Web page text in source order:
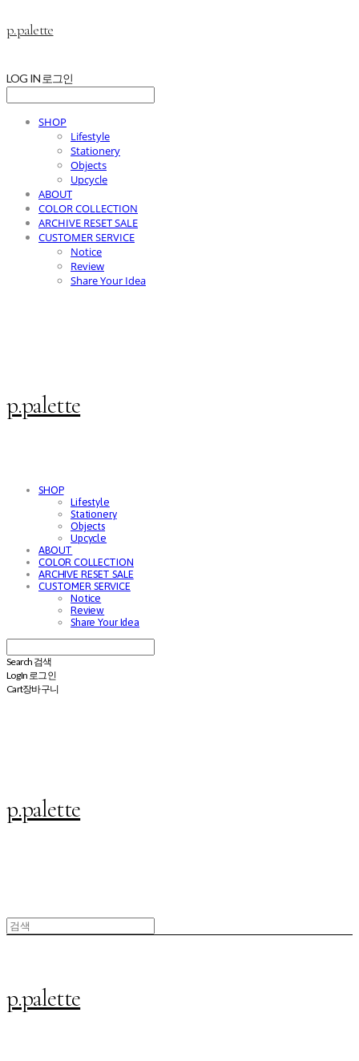
p.palette
LOG IN 로그인
SHOP
Lifestyle
Stationery
Objects
Upcycle
ABOUT
COLOR COLLECTION
ARCHIVE RESET SALE
CUSTOMER SERVICE
Notice
Review
Share Your Idea
p.palette
SHOP
Lifestyle
Stationery
Objects
Upcycle
ABOUT
COLOR COLLECTION
ARCHIVE RESET SALE
CUSTOMER SERVICE
Notice
Review
Share Your Idea
Search 검색
Log In 로그인
Cart장바구니
p.palette
p.palette